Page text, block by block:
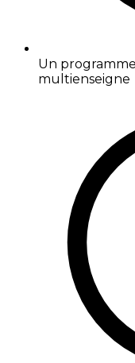
Un
multienseigne